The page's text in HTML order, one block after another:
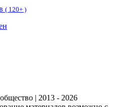
( 120+ )
| 2013 - 2026